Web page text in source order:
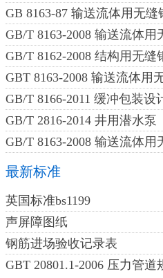
GB 8163-87 输送流体用无缝
GB/T 8163-2008 输送流体用
GB/T 8162-2008 结构用无缝
GBT 8163-2008 输送流体用
GB/T 8166-2011 缓冲包装设
GB/T 2816-2014 井用潜水泵
GB/T 8163-2008 输送流体用
最新标准
英国标准bs1199
声屏障图纸
钢筋进场验收记录表
GBT 20801.1-2006 压力管道